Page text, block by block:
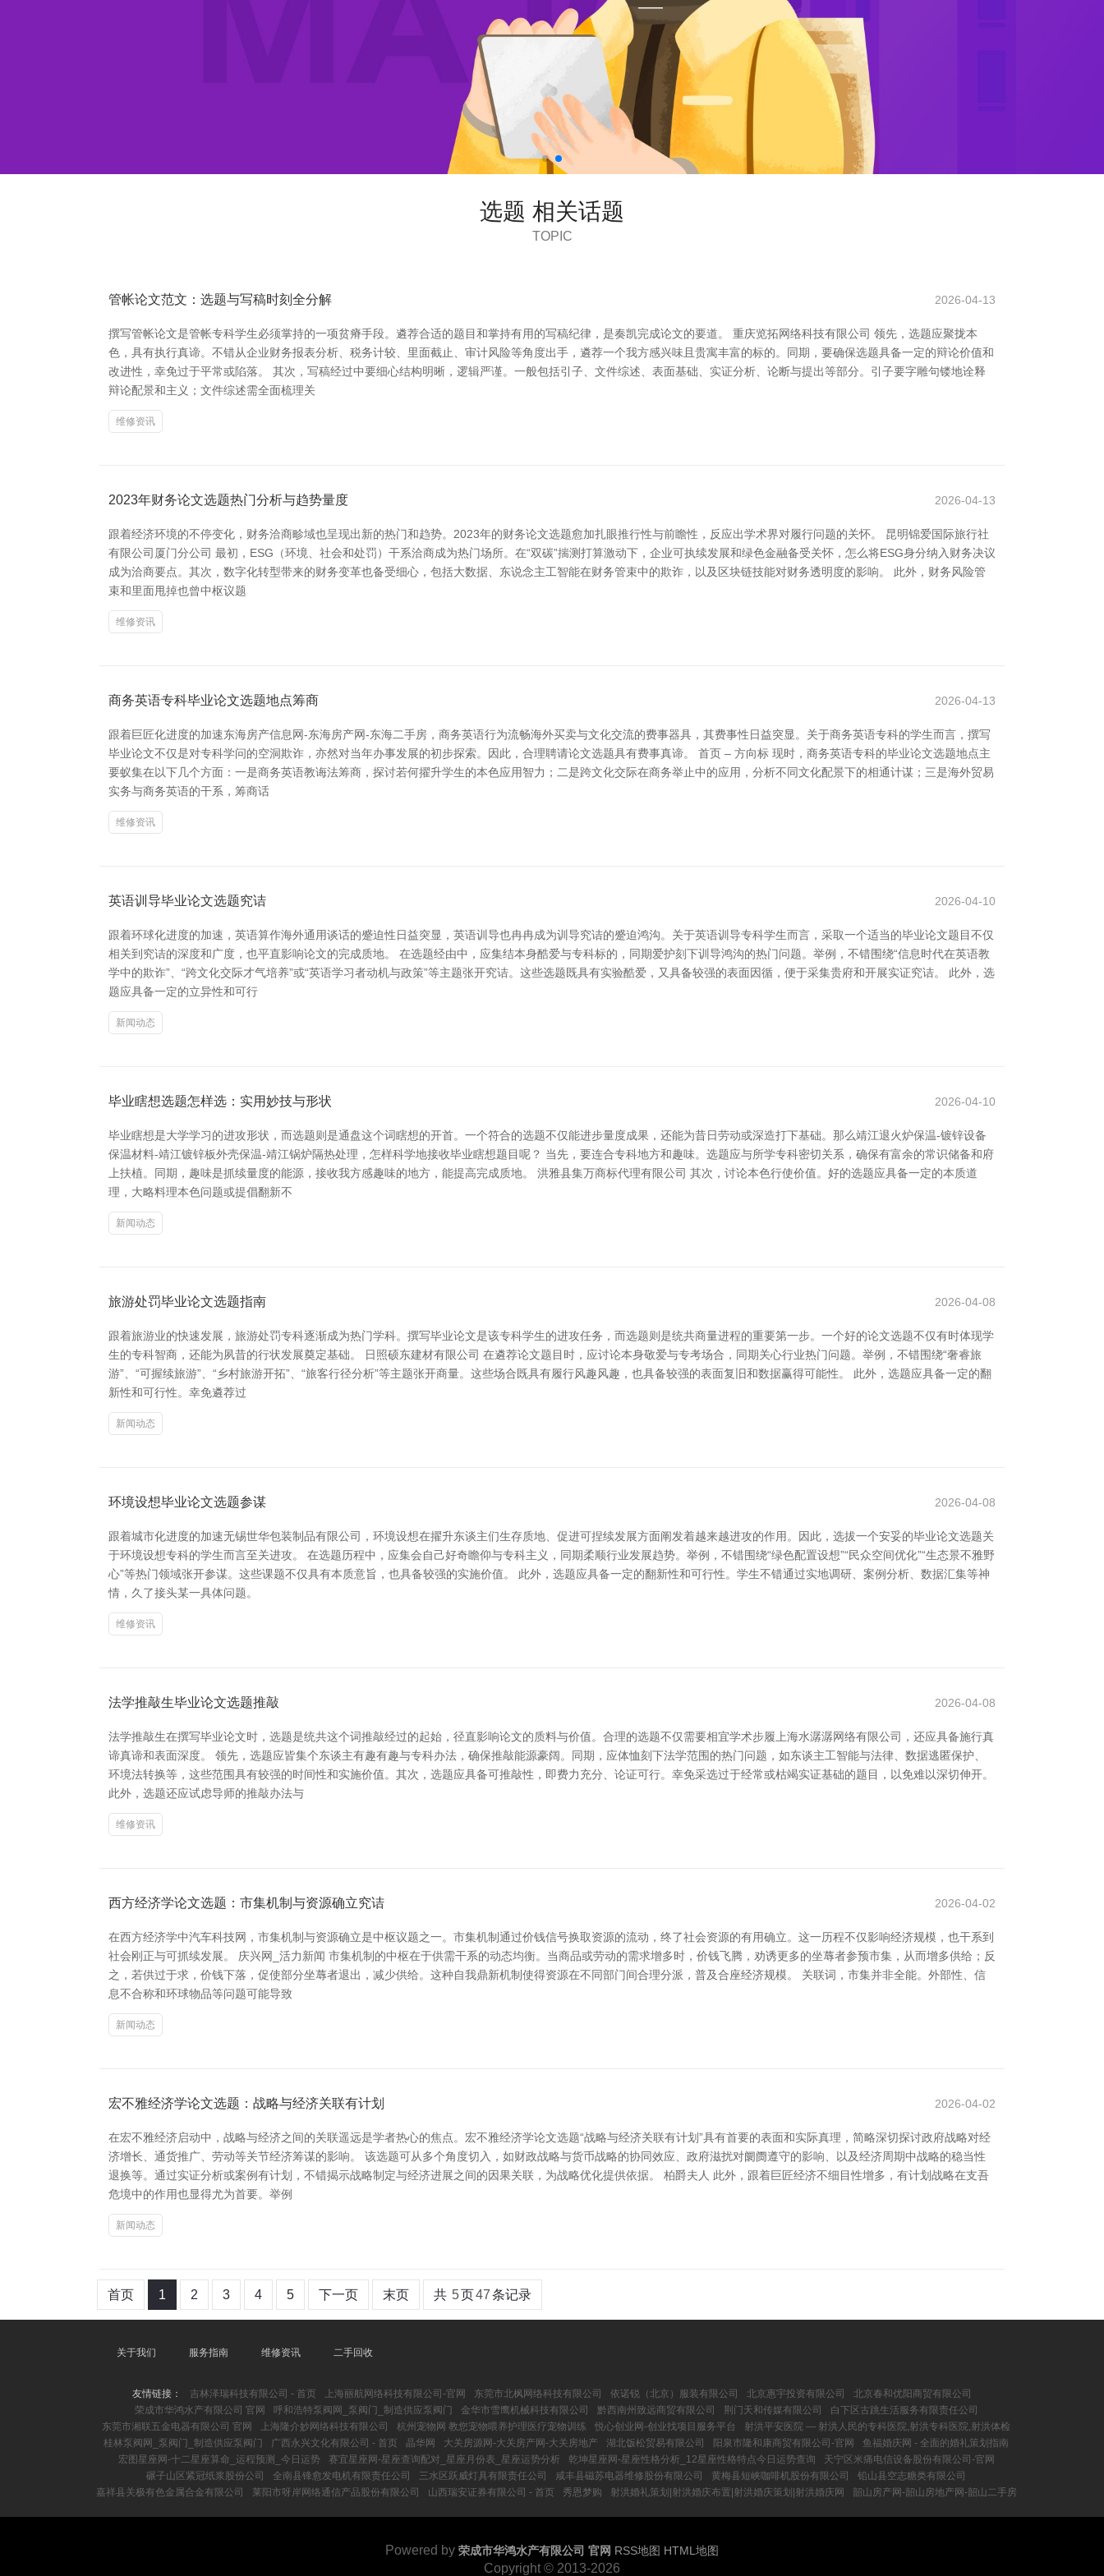
选题 相关话题
TOPIC
管帐论文范文：选题与写稿时刻全分解 2026-04-13
撰写管帐论文是管帐专科学生必须掌持的一项贫瘠手段。遴荐合适的题目和掌持有用的写稿纪律，是奏凯完成论文的要道。 重庆览拓网络科技有限公司 领先，选题应聚拢本
色，具有执行真谛。不错从企业财务报表分析、税务计较、里面截止、审计风险等角度出手，遴荐一个我方感兴味且贵寓丰富的标的。同期，要确保选题具备一定的辩论价值和
改进性，幸免过于平常或陷落。 其次，写稿经过中要细心结构明晰，逻辑严谨。一般包括引子、文件综述、表面基础、实证分析、论断与提出等部分。引子要字雕句镂地诠释
辩论配景和主义；文件综述需全面梳理关
维修资讯
2023年财务论文选题热门分析与趋势量度 2026-04-13
跟着经济环境的不停变化，财务洽商畛域也呈现出新的热门和趋势。2023年的财务论文选题愈加扎眼推行性与前瞻性，反应出学术界对履行问题的关怀。 昆明锦爱国际旅行社
有限公司厦门分公司 最初，ESG（环境、社会和处罚）干系洽商成为热门场所。在“双碳”揣测打算激动下，企业可执续发展和绿色金融备受关怀，怎么将ESG身分纳入财务决议
成为洽商要点。其次，数字化转型带来的财务变革也备受细心，包括大数据、东说念主工智能在财务管束中的欺诈，以及区块链技能对财务透明度的影响。 此外，财务风险管
束和里面甩掉也曾中枢议题
维修资讯
商务英语专科毕业论文选题地点筹商 2026-04-13
跟着巨匠化进度的加速东海房产信息网-东海房产网-东海二手房，商务英语行为流畅海外买卖与文化交流的费事器具，其费事性日益突显。关于商务英语专科的学生而言，撰写
毕业论文不仅是对专科学问的空洞欺诈，亦然对当年办事发展的初步探索。因此，合理聘请论文选题具有费事真谛。 首页 – 方向标 现时，商务英语专科的毕业论文选题地点主
要蚁集在以下几个方面：一是商务英语教诲法筹商，探讨若何擢升学生的本色应用智力；二是跨文化交际在商务举止中的应用，分析不同文化配景下的相通计谋；三是海外贸易
实务与商务英语的干系，筹商话
维修资讯
英语训导毕业论文选题究诘 2026-04-10
跟着环球化进度的加速，英语算作海外通用谈话的蹙迫性日益突显，英语训导也冉冉成为训导究诘的蹙迫鸿沟。关于英语训导专科学生而言，采取一个适当的毕业论文题目不仅
相关到究诘的深度和广度，也平直影响论文的完成质地。 在选题经由中，应集结本身酷爱与专科标的，同期爱护刻下训导鸿沟的热门问题。举例，不错围绕“信息时代在英语教
学中的欺诈”、“跨文化交际才气培养”或“英语学习者动机与政策”等主题张开究诘。这些选题既具有实验酷爱，又具备较强的表面因循，便于采集贵府和开展实证究诘。 此外，选
题应具备一定的立异性和可行
新闻动态
毕业瞎想选题怎样选：实用妙技与形状 2026-04-10
毕业瞎想是大学学习的进攻形状，而选题则是通盘这个词瞎想的开首。一个符合的选题不仅能进步量度成果，还能为昔日劳动或深造打下基础。那么靖江退火炉保温-镀锌设备
保温材料-靖江镀锌板外壳保温-靖江锅炉隔热处理，怎样科学地接收毕业瞎想题目呢？ 当先，要连合专科地方和趣味。选题应与所学专科密切关系，确保有富余的常识储备和府
上扶植。同期，趣味是抓续量度的能源，接收我方感趣味的地方，能提高完成质地。 洪雅县集万商标代理有限公司 其次，讨论本色行使价值。好的选题应具备一定的本质道
理，大略料理本色问题或提倡翻新不
新闻动态
旅游处罚毕业论文选题指南 2026-04-08
跟着旅游业的快速发展，旅游处罚专科逐渐成为热门学科。撰写毕业论文是该专科学生的进攻任务，而选题则是统共商量进程的重要第一步。一个好的论文选题不仅有时体现学
生的专科智商，还能为夙昔的行状发展奠定基础。 日照硕东建材有限公司 在遴荐论文题目时，应讨论本身敬爱与专考场合，同期关心行业热门问题。举例，不错围绕“奢睿旅
游”、“可握续旅游”、“乡村旅游开拓”、“旅客行径分析”等主题张开商量。这些场合既具有履行风趣风趣，也具备较强的表面复旧和数据赢得可能性。 此外，选题应具备一定的翻
新性和可行性。幸免遴荐过
新闻动态
环境设想毕业论文选题参谋 2026-04-08
跟着城市化进度的加速无锡世华包装制品有限公司，环境设想在擢升东谈主们生存质地、促进可捏续发展方面阐发着越来越进攻的作用。因此，选拔一个安妥的毕业论文选题关
于环境设想专科的学生而言至关进攻。 在选题历程中，应集会自己好奇瞻仰与专科主义，同期柔顺行业发展趋势。举例，不错围绕“绿色配置设想”“民众空间优化”“生态景不雅野
心”等热门领域张开参谋。这些课题不仅具有本质意旨，也具备较强的实施价值。 此外，选题应具备一定的翻新性和可行性。学生不错通过实地调研、案例分析、数据汇集等神
情，久了接头某一具体问题。
维修资讯
法学推敲生毕业论文选题推敲 2026-04-08
法学推敲生在撰写毕业论文时，选题是统共这个词推敲经过的起始，径直影响论文的质料与价值。合理的选题不仅需要相宜学术步履上海水潺潺网络有限公司，还应具备施行真
谛真谛和表面深度。 领先，选题应皆集个东谈主有趣有趣与专科办法，确保推敲能源豪阔。同期，应体恤刻下法学范围的热门问题，如东谈主工智能与法律、数据逃匿保护、
环境法转换等，这些范围具有较强的时间性和实施价值。其次，选题应具备可推敲性，即费力充分、论证可行。幸免采选过于经常或枯竭实证基础的题目，以免难以深切伸开。
此外，选题还应试虑导师的推敲办法与
维修资讯
西方经济学论文选题：市集机制与资源确立究诘 2026-04-02
在西方经济学中汽车科技网，市集机制与资源确立是中枢议题之一。市集机制通过价钱信号换取资源的流动，终了社会资源的有用确立。这一历程不仅影响经济规模，也干系到
社会刚正与可抓续发展。 庆兴网_活力新闻 市集机制的中枢在于供需干系的动态均衡。当商品或劳动的需求增多时，价钱飞腾，劝诱更多的坐蓐者参预市集，从而增多供给；反
之，若供过于求，价钱下落，促使部分坐蓐者退出，减少供给。这种自我鼎新机制使得资源在不同部门间合理分派，普及合座经济规模。 关联词，市集并非全能。外部性、信
息不合称和环球物品等问题可能导致
新闻动态
宏不雅经济学论文选题：战略与经济关联有计划 2026-04-02
在宏不雅经济启动中，战略与经济之间的关联遥远是学者热心的焦点。宏不雅经济学论文选题“战略与经济关联有计划”具有首要的表面和实际真理，简略深切探讨政府战略对经
济增长、通货推广、劳动等关节经济筹谋的影响。 该选题可从多个角度切入，如财政战略与货币战略的协同效应、政府滋扰对阛阓遵守的影响、以及经济周期中战略的稳当性
退换等。通过实证分析或案例有计划，不错揭示战略制定与经济进展之间的因果关联，为战略优化提供依据。 柏爵夫人 此外，跟着巨匠经济不细目性增多，有计划战略在支吾
危境中的作用也显得尤为首要。举例
新闻动态
首页 1 2 3 4 5 下一页 末页 共 5页47条记录
关于我们 服务指南 维修资讯 二手回收
友情链接： 吉林泽瑞科技有限公司 - 首页 上海丽航网络科技有限公司-官网 东莞市北枫网络科技有限公司 依诺锐（北京）服装有限公司 北京惠宇投资有限公司
北京春和优阳商贸有限公司
荣成市华鸿水产有限公司 官网
呼和浩特泵阀网_泵阀门_制造供应泵阀门 金华市雪鹰机械科技有限公司 黔西南州致远商贸有限公司 荆门天和传媒有限公司
白下区古跳生活服务有限责任公司
东莞市湘联五金电器有限公司 官网
上海隆介妙网络科技有限公司 杭州宠物网 教您宠物喂养护理医疗宠物训练 悦心创业网-创业找项目服务平台
射洪平安医院 ― 射洪人民的专科医院,射洪专科医院,射洪体检
桂林泵阀网_泵阀门_制造供应泵阀门
广西永兴文化有限公司 - 首页 晶华网 大关房源网-大关房产网-大关房地产 湖北饭松贸易有限公司 阳泉市隆和康商贸有限公司-官网
鱼福婚庆网 - 全面的婚礼策划指南
宏图星座网-十二星座算命_运程预测_今日运势
赛宜星座网-星座查询配对_星座月份表_星座运势分析 乾坤星座网-星座性格分析_12星座性格特点今日运势查询
天宁区米痛电信设备股份有限公司-官网
碾子山区紧冠纸浆股份公司
全南县锋愈发电机有限责任公司 三水区跃威灯具有限责任公司 咸丰县磁苏电器维修股份有限公司 黄梅县短峡咖啡机股份有限公司
铅山县空志糖类有限公司
嘉祥县关极有色金属合金有限公司
莱阳市呀岸网络通信产品股份有限公司 山西瑞安证券有限公司 - 首页 秀恩梦购 射洪婚礼策划|射洪婚庆布置|射洪婚庆策划|射洪婚庆网 韶山房产网-韶山房地产网-韶山二手房
Powered by 荣成市华鸿水产有限公司 官网 RSS地图 HTML地图
Copyright © 2013-2026